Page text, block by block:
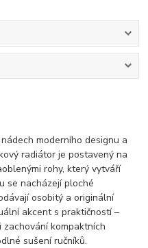
moderního designu a
radiátor je postavený na
rohy, který vytváří
se nacházejí ploché
osobitý a originální
akcent s praktičností –
kompaktních
sušení ručníků.